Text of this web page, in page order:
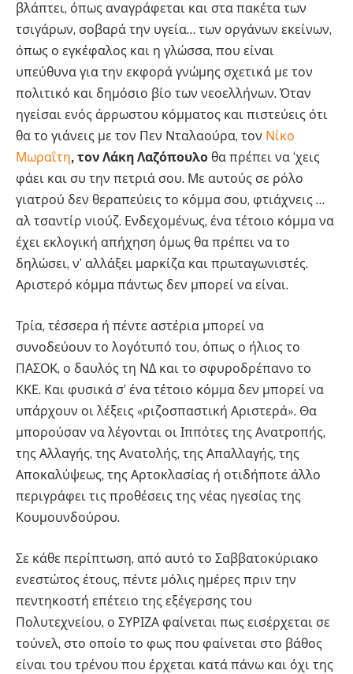
βλάπτει, όπως αναγράφεται και στα πακέτα των
τσιγάρων, σοβαρά την υγεία… των οργάνων εκείνων,
όπως ο εγκέφαλος και η γλώσσα, που είναι
υπεύθυνα για την εκφορά γνώμης σχετικά με τον
πολιτικό και δημόσιο βίο των νεοελλήνων. Όταν
ηγείσαι ενός άρρωστου κόμματος και πιστεύεις ότι
θα το γιάνεις με τον Πεν Νταλαούρα, τον Νίκο
Μωραΐτη, τον Λάκη Λαζόπουλο θα πρέπει να ‘χεις
φάει και συ την πετριά σου. Με αυτούς σε ρόλο
γιατρού δεν θεραπεύεις το κόμμα σου, φτιάχνεις …
αλ τσαντίρ νιούζ. Ενδεχομένως, ένα τέτοιο κόμμα να
έχει εκλογική απήχηση όμως θα πρέπει να το
δηλώσει, ν’ αλλάξει μαρκίζα και πρωταγωνιστές.
Αριστερό κόμμα πάντως δεν μπορεί να είναι.
Τρία, τέσσερα ή πέντε αστέρια μπορεί να
συνοδεύουν το λογότυπό του, όπως ο ήλιος το
ΠΑΣΟΚ, ο δαυλός τη ΝΔ και το σφυροδρέπανο το
ΚΚΕ. Και φυσικά σ’ ένα τέτοιο κόμμα δεν μπορεί να
υπάρχουν οι λέξεις «ριζοσπαστική Αριστερά». Θα
μπορούσαν να λέγονται οι Ιππότες της Ανατροπής,
της Αλλαγής, της Ανατολής, της Απαλλαγής, της
Αποκαλύψεως, της Αρτοκλασίας ή οτιδήποτε άλλο
περιγράφει τις προθέσεις της νέας ηγεσίας της
Κουμουνδούρου.
Σε κάθε περίπτωση, από αυτό το Σαββατοκύριακο
ενεστώτος έτους, πέντε μόλις ημέρες πριν την
πεντηκοστή επέτειο της εξέγερσης του
Πολυτεχνείου, ο ΣΥΡΙΖΑ φαίνεται πως εισέρχεται σε
τούνελ, στο οποίο το φως που φαίνεται στο βάθος
είναι του τρένου που έρχεται κατά πάνω και όχι της